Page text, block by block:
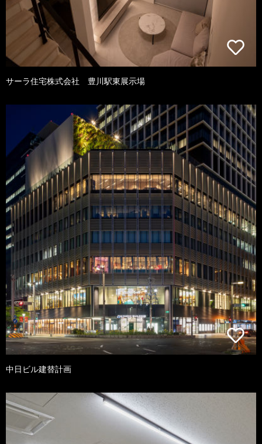
サーラ住宅株式会社 豊川駅東展示場
中日ビル建替計画